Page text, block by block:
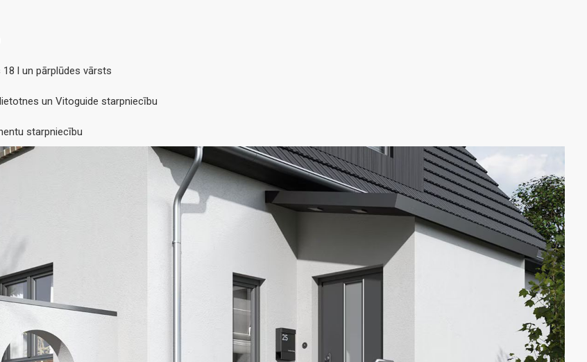
l un pārplūdes vārsts
un Vitoguide starpniecību
starpniecību